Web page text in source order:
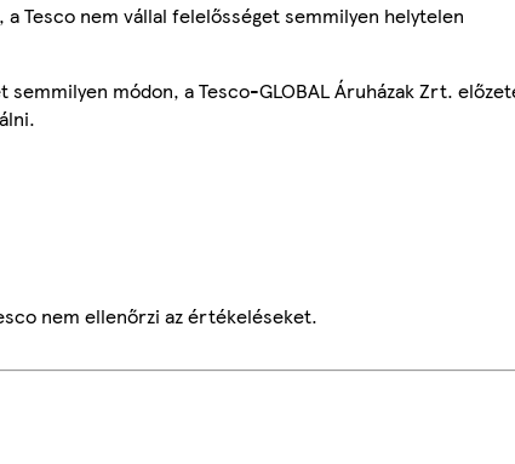
Tesco nem vállal felelősséget semmilyen helytelen
módon, a Tesco-GLOBAL Áruházak Zrt.
nem ellenőrzi az értékeléseket.